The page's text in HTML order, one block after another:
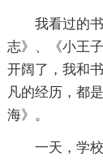
我看过的
志》、《小王
开阔了，我和
凡的经历，都
海》。
一天，学